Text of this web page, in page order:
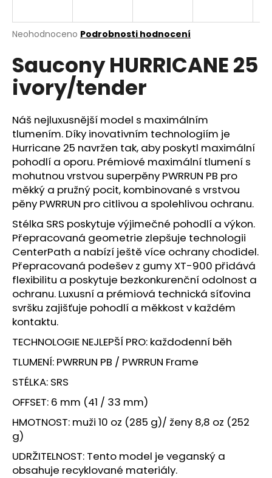
Průměrné
produktu
je
0,0
hvězdiček.
Neohodnoceno Podrobnosti hodnocení
Saucony HURRICANE 25
ivory/tender
Náš nejluxusnější model s maximálním
tlumením. Díky inovativním technologiím je
Hurricane 25 navržen tak, aby poskytl maximální
pohodlí a oporu. Prémiové maximální tlumení s
mohutnou vrstvou superpěny PWRRUN PB pro
měkký a pružný pocit, kombinované s vrstvou
pěny PWRRUN pro citlivou a spolehlivou ochranu.
Stélka SRS poskytuje výjimečné pohodlí a výkon.
Přepracovaná geometrie zlepšuje technologii
CenterPath a nabízí ještě více ochrany chodidel.
Přepracovaná podešev z gumy XT-900 přidává
flexibilitu a poskytuje bezkonkurenční odolnost a
ochranu. Luxusní a prémiová technická síťovina
svršku zajišťuje pohodlí a měkkost v každém
kontaktu.
TECHNOLOGIE NEJLEPŠÍ PRO: každodenní běh
TLUMENÍ: PWRRUN PB / PWRRUN Frame
STÉLKA: SRS
OFFSET: 6 mm (41 / 33 mm)
HMOTNOST: muži 10 oz (285 g)/ ženy 8,8 oz (252
g)
UDRŽITELNOST: Tento model je veganský a
obsahuje recyklované materiály.
j
t
?
HLEDAT
D
o
p
o
r
u
č
u
j
e
m
e
BOTY
CRAFT
PACER
2
-
ORANŽOVÁ
3
490
Kč